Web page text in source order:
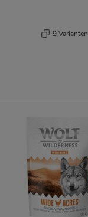
9 Varianten